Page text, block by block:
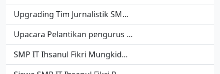
Upgrading Tim Jurnalistik SM...
Upacara Pelantikan pengurus ...
SMP IT Ihsanul Fikri Mungkid...